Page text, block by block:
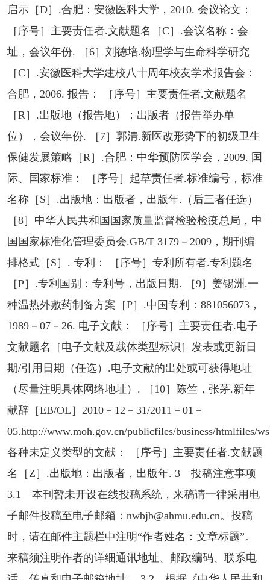
启示［D］.合肥：安徽医科大学，2010. 会议论文：
［序号］主要责任者.文献题名［C］.会议名称：会
址，会议年份. ［6］刘德培.物理学与生命科学研究
［C］.安徽医科大学建校八十周年校友学术报告会：
合肥，2006. 报告： ［序号］主要责任者.文献题名
［R］.出版地（报告地）：出版者（报告举办单
位），会议年份. ［7］郭清.新医改形势下的初级卫生
保健发展策略［R］.合肥：中华预防医学会，2009. 国
际、国家标准： ［序号］起草责任者.标准编号，标准
名称［S］.出版地：出版者，出版年.（后三者任选）
［8］中华人民共和国国家质量监督检验检疫总局，中
国国家标准化管理委员会.GB/T 3179－2009，期刊编
排格式［S］. 专利： ［序号］专利所有者.专利题名
［P］.专利国别：专利号，出版日期. ［9］姜锡洲.一
种温热外敷药制备方案［P］.中国专利：881056073，
1989－07－26. 电子文献： ［序号］主要责任者.电子
文献题名［电子文献及载体类型标识］发表或更新日
期/引用日期（任选）.电子文献的出处或可获得地址
（尽量注明具体网络地址）. ［10］陈竺，张茅.新年
献辞［EB/OL］2010－12－31/2011－01－
05.http://www.moh.gov.cn/publicfiles/business/htmlfiles/
各种未定义类型的文献： ［序号］主要责任者.文献题
名［Z］.出版地：出版者，出版年. 3 投稿注意事项
3.1 本刊暂未开设在线投稿系统，来稿请一律采用电
子邮件投稿至电子邮箱：nwbjb@ahmu.edu.cn。投稿
时，请在邮件主题栏中注明“作者姓名：文章标题”。
来稿须注明作者的详细通讯地址、邮政编码、联系电